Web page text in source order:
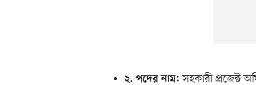
২. পদের নাম: সহকারী প্রজেক্ট